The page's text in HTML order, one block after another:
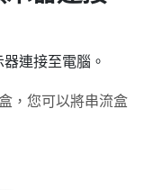
連接至電腦。
，您可以將串流盒